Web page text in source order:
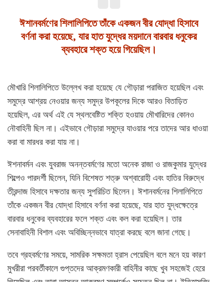
ঈশানবর্মণের শিলালিপিতে তাঁকে একজন বীর যোদ্ধা হিসাবে
বর্ণনা করা হয়েছে, যার হাত যুদ্ধের ময়দানে বারবার ধনুকের
ব্যবহারে শক্ত হয়ে গিয়েছিল।
মৌখারি শিলালিপিতে উল্লেখ করা হয়েছে যে গৌড়ারা পরাজিত হয়েছিল এবং
সমুদ্রে আশ্রয় নেওয়ার জন্য সমুদ্র উপকূলের দিকে আরও বিতাড়িত
হয়েছিল, এর অর্থ এই যে স্থলবেষ্টিত শক্তি হওয়ায় মৌখারিদের কোনও
নৌবাহিনী ছিল না। এইভাবে গৌড়ারা সমুদ্রে যাওয়ার পরে তাদের আর ধাওয়া
করা বা মারধর করা যায় না।
ঈশনাবর্মন এবং যুবরাজ অনন্তবর্মণের মতো অনেক রাজা ও রাজকুমার যুদ্ধের
শিল্পেও পারদর্শী ছিলেন, যিনি বিশেষত শত্রু অশ্বারোহী এবং হাতির বিরুদ্ধে
তীরন্দাজ হিসাবে দক্ষতার জন্য সুপরিচিত ছিলেন। ঈশানবর্মনের শিলালিপিতে
তাঁকে একজন বীর যোদ্ধা হিসাবে বর্ণনা করা হয়েছে, যার হাত যুদ্ধক্ষেত্রে
বারবার ধনুকের ব্যবহারের ফলে শক্ত এবং কল করা হয়েছিল। তার
সেনাবাহিনী বিশাল এবং অবিচ্ছিন্নভাবে যাত্রা করছে বলে জানা গেছে।
তবে গ্রহবর্মণের সময়ে, সামরিক সক্ষমতা হ্রাস পেয়েছিল বলে মনে হয় কারণ
মুখরীরা পরবর্তীকালে গুপ্তদের আক্রমণকারী বাহিনীর কাছে খুব সহজেই হেরে